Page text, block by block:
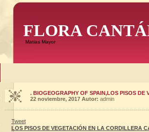
FLORA
Matias Mayor
. BIOGEOGRAPHY OF SPAIN,LOS PISOS
22 noviembre, 2017 Autor: admin
Tweet
LOS PISOS DE VEGETACIÓN EN LA CORDILLERA